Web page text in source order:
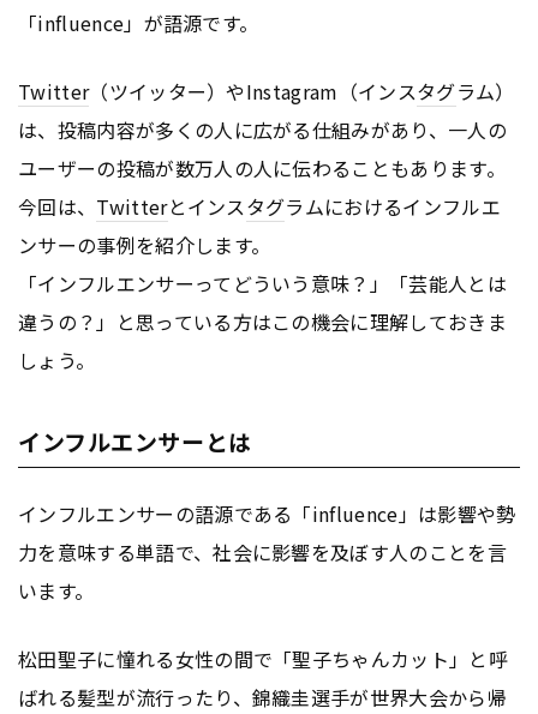
「influence」が語源です。
Twitter（ツイッター）やInstagram（インスタグラム）
は、投稿内容が多くの人に広がる仕組みがあり、一人の
ユーザーの投稿が数万人の人に伝わることもあります。
今回は、 Twitterとインスタグラムにおけるインフルエ
ンサーの事例を紹介します。
「インフルエンサーってどういう意味？」「芸能人とは
違うの？」と思っている方はこの機会に理解しておきま
しょう。
インフルエンサーとは
インフルエンサーの語源である「influence」は影響や勢
力を意味する単語で、社会に影響を及ぼす人のことを言
います。
松田聖子に憧れる女性の間で「聖子ちゃんカット」と呼
ばれる髪型が流行ったり、錦織圭選手が世界大会から帰